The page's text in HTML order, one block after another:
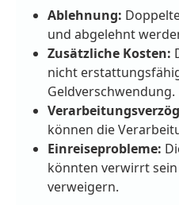
Ablehnung:
und abgelehnt
Zusätzliche Kosten:
nicht
Geldverschwendung.
können die
Einreiseprobleme:
könnten verwirrt
verweigern.